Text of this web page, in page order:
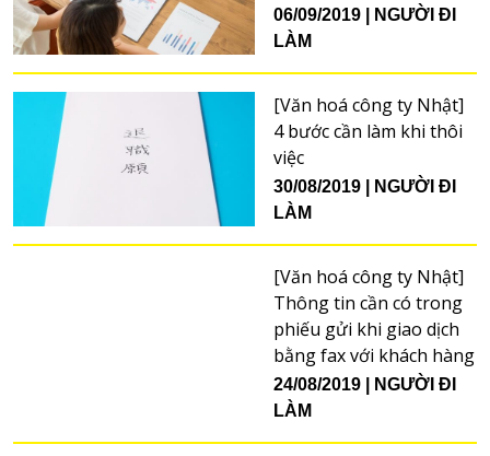
06/09/2019
NGƯỜI ĐI
LÀM
[Văn hoá công ty Nhật]
4 bước cần làm khi thôi
việc
30/08/2019
NGƯỜI ĐI
LÀM
[Văn hoá công ty Nhật]
Thông tin cần có trong
phiếu gửi khi giao dịch
bằng fax với khách hàng
24/08/2019
NGƯỜI ĐI
LÀM